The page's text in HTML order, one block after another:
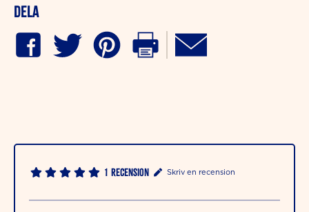
Dela
1 Recension Skriv en recension